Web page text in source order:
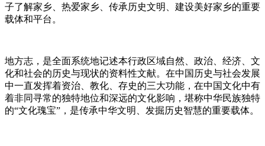
子了解家乡、热爱家乡、传承历史文明、建设美好家乡的重要
载体和平台。
地方志，是全面系统地记述本行政区域自然、政治、经济、文
化和社会的历史与现状的资料性文献。在中国历史与社会发展
中一直发挥着资治、教化、存史的三大功能，在中国文化中有
着非同寻常的独特地位和深远的文化影响，堪称中华民族独特
的“文化瑰宝”，是传承中华文明、发掘历史智慧的重要载体。